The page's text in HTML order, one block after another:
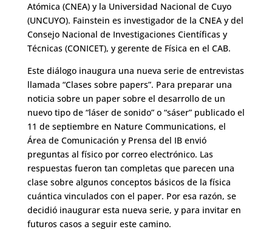
Atómica (CNEA) y la Universidad Nacional de Cuyo
(UNCUYO). Fainstein es investigador de la CNEA y del
Consejo Nacional de Investigaciones Científicas y
Técnicas (CONICET), y gerente de Física en el CAB.
Este diálogo inaugura una nueva serie de entrevistas
llamada “Clases sobre papers”. Para preparar una
noticia sobre un paper sobre el desarrollo de un
nuevo tipo de “láser de sonido” o “sáser” publicado el
11 de septiembre en Nature Communications, el
Área de Comunicación y Prensa del IB envió
preguntas al físico por correo electrónico. Las
respuestas fueron tan completas que parecen una
clase sobre algunos conceptos básicos de la física
cuántica vinculados con el paper. Por esa razón, se
decidió inaugurar esta nueva serie, y para invitar en
futuros casos a seguir este camino.